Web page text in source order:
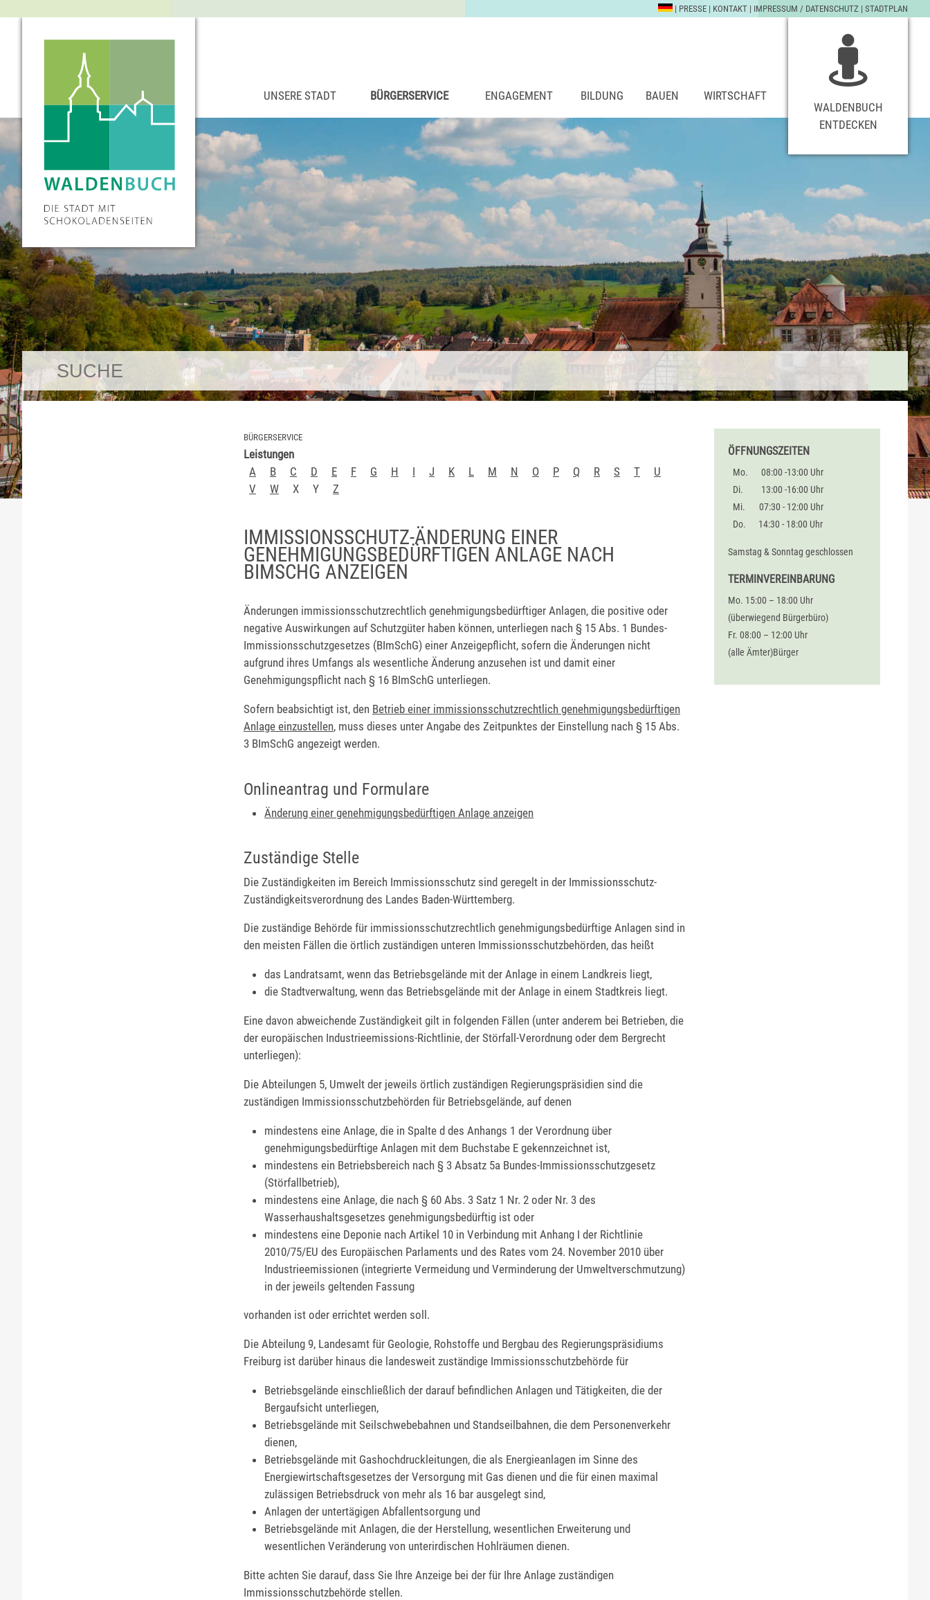
| PRESSE | KONTAKT | IMPRESSUM / DATENSCHUTZ | STADTPLAN
UNSERE STADT BÜRGERSERVICE ENGAGEMENT BILDUNG BAUEN
WIRTSCHAFT
WALDENBUCH
ENTDECKEN
BÜRGERSERVICE
Leistungen
A
B C D E F G H I J K L M N O P Q R S T
U
V
W X Y Z
IMMISSIONSSCHUTZ-ÄNDERUNG EINER
GENEHMIGUNGSBEDÜRFTIGEN ANLAGE NACH
BIMSCHG ANZEIGEN
Änderungen immissionsschutzrechtlich genehmigungsbedürftiger Anlagen, die positive oder
negative Auswirkungen auf Schutzgüter haben können, unterliegen nach § 15 Abs. 1 Bundes-
Immissionsschutzgesetzes (BImSchG) einer Anzeigepflicht, sofern die Änderungen nicht
aufgrund ihres Umfangs als wesentliche Änderung anzusehen ist und damit einer
Genehmigungspflicht nach § 16 BImSchG unterliegen.
Sofern beabsichtigt ist, den Betrieb einer immissionsschutzrechtlich genehmigungsbedürftigen
Anlage einzustellen, muss dieses unter Angabe des Zeitpunktes der Einstellung nach § 15 Abs.
3 BImSchG angezeigt werden.
Onlineantrag und Formulare
Änderung einer genehmigungsbedürftigen Anlage anzeigen
Zuständige Stelle
Die Zuständigkeiten im Bereich Immissionsschutz sind geregelt in der Immissionsschutz-
Zuständigkeitsverordnung des Landes Baden-Württemberg.
Die zuständige Behörde für immissionsschutzrechtlich genehmigungsbedürftige Anlagen sind in
den meisten Fällen die örtlich zuständigen unteren Immissionsschutzbehörden, das heißt
das Landratsamt, wenn das Betriebsgelände mit der Anlage in einem Landkreis liegt,
die Stadtverwaltung, wenn das Betriebsgelände mit der Anlage in einem Stadtkreis liegt.
Eine davon abweichende Zuständigkeit gilt in folgenden Fällen (unter anderem bei Betrieben, die
der europäischen Industrieemissions-Richtlinie, der Störfall-Verordnung oder dem Bergrecht
unterliegen):
Die Abteilungen 5, Umwelt der jeweils örtlich zuständigen Regierungspräsidien sind die
zuständigen Immissionsschutzbehörden für Betriebsgelände, auf denen
mindestens eine Anlage, die in Spalte d des Anhangs 1 der Verordnung über
genehmigungsbedürftige Anlagen mit dem Buchstabe E gekennzeichnet ist,
mindestens ein Betriebsbereich nach § 3 Absatz 5a Bundes-Immissionsschutzgesetz
(Störfallbetrieb),
mindestens eine Anlage, die nach § 60 Abs. 3 Satz 1 Nr. 2 oder Nr. 3 des
Wasserhaushaltsgesetzes genehmigungsbedürftig ist oder
mindestens eine Deponie nach Artikel 10 in Verbindung mit Anhang I der Richtlinie
2010/75/EU des Europäischen Parlaments und des Rates vom 24. November 2010 über
Industrieemissionen (integrierte Vermeidung und Verminderung der Umweltverschmutzung)
in der jeweils geltenden Fassung
vorhanden ist oder errichtet werden soll.
Die Abteilung 9, Landesamt für Geologie, Rohstoffe und Bergbau des Regierungspräsidiums
Freiburg ist darüber hinaus die landesweit zuständige Immissionsschutzbehörde für
Betriebsgelände einschließlich der darauf befindlichen Anlagen und Tätigkeiten, die der
Bergaufsicht unterliegen,
Betriebsgelände mit Seilschwebebahnen und Standseilbahnen, die dem Personenverkehr
dienen,
Betriebsgelände mit Gashochdruckleitungen, die als Energieanlagen im Sinne des
Energiewirtschaftsgesetzes der Versorgung mit Gas dienen und die für einen maximal
zulässigen Betriebsdruck von mehr als 16 bar ausgelegt sind,
Anlagen der untertägigen Abfallentsorgung und
Betriebsgelände mit Anlagen, die der Herstellung, wesentlichen Erweiterung und
wesentlichen Veränderung von unterirdischen Hohlräumen dienen.
Bitte achten Sie darauf, dass Sie Ihre Anzeige bei der für Ihre Anlage zuständigen
Immissionsschutzbehörde stellen.
ÖFFNUNGSZEITEN
Mo.
08:00 -13:00 Uhr
Di.
13:00 -16:00 Uhr
Mi.
07:30 - 12:00 Uhr
Do.
14:30 - 18:00 Uhr
Samstag & Sonntag geschlossen
TERMINVEREINBARUNG
Mo. 15:00 – 18:00 Uhr
(überwiegend Bürgerbüro)
Fr. 08:00 – 12:00 Uhr
(alle Ämter)Bürger